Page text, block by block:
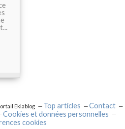
Eklablog Top articles
Contact
Cookies et données personnelles
cookies